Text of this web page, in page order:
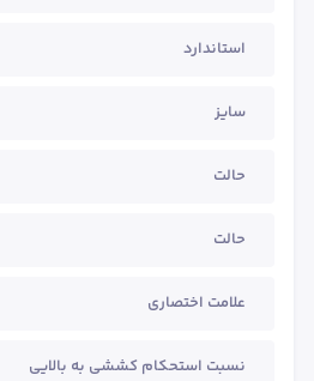
استاندارد
سایز
حالت
حالت
علامت اختصاری
نسبت استحکام کششی به بالایی